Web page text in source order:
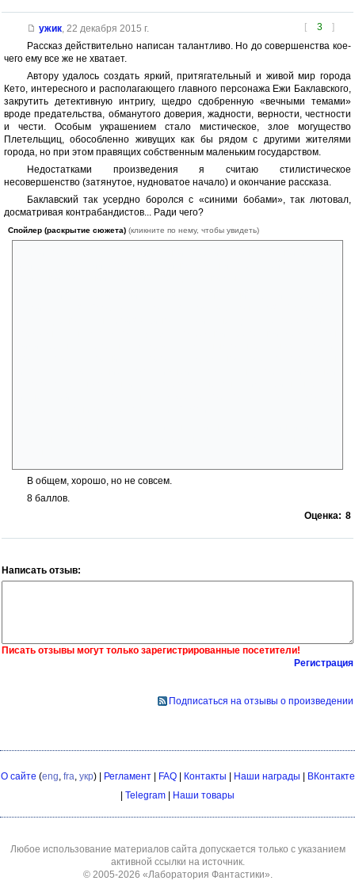
[ 3 ]
ужик, 22 декабря 2015 г.
Рассказ действительно написан талантливо. Но до совершенства кое-
чего ему все же не хватает.
Автору удалось создать яркий, притягательный и живой мир города
Кето, интересного и располагающего главного персонажа Ежи Баклавского,
закрутить детективную интригу, щедро сдобренную «вечными темами»
вроде предательства, обманутого доверия, жадности, верности, честности
и чести. Особым украшением стало мистическое, злое могущество
Плетельщиц, обособленно живущих как бы рядом с другими жителями
города, но при этом правящих собственным маленьким государством.
Недостатками произведения я считаю стилистическое
несовершенство (затянутое, нудноватое начало) и окончание рассказа.
Баклавский так усердно боролся с «синими бобами», так лютовал,
досматривая контрабандистов... Ради чего?
Спойлер (раскрытие сюжета) (кликните по нему, чтобы увидеть)
В общем, хорошо, но не совсем.
8 баллов.
Оценка: 8
Написать отзыв:
Писать отзывы могут только зарегистрированные посетители!
Регистрация
Подписаться на отзывы о произведении
О сайте (eng, fra, укр) | Регламент| FAQ| Контакты Наши награды
ВКонтакте
Telegram Наши товары
Любое использование материалов сайта допускается только с указанием
активной ссылки на источник.
© 2005-2026 «Лаборатория Фантастики».